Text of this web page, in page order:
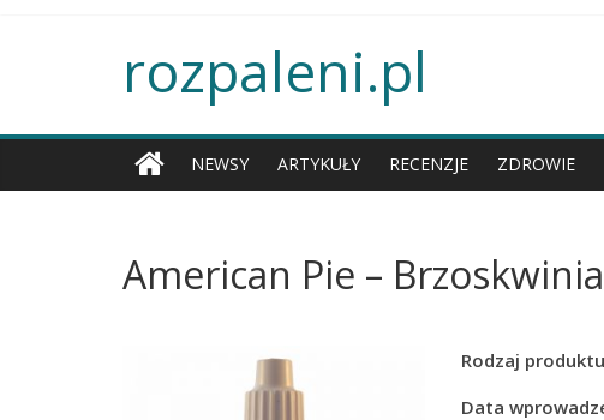
rozpaleni.pl
NEWSY ARTYKUŁY RECENZJE ZDROWIE
American Pie – Brzoskwinia
Rodzaj
Data